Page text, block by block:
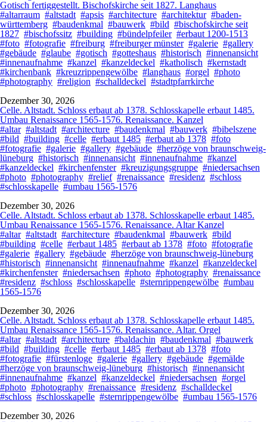
Gotisch fertiggestellt. Bischofskirche seit 1827. Langhaus
#altarraum #altstadt #apsis #architecture #architektur #baden-
württemberg #baudenkmal #bauwerk #bild #bischofskirche seit
1827 #bischofssitz #building #bündelpfeiler #erbaut 1200-1513
#foto #fotografie #freiburg #freiburger münster #galerie #gallery
#gebäude #glaube #gotisch #gotteshaus #historisch #innenansicht
#innenaufnahme #kanzel #kanzeldeckel #katholisch #kernstadt
#kirchenbank #kreuzrippengewölbe #langhaus #orgel #photo
#photography #religion #schalldeckel #stadtpfarrkirche
Dezember 30, 2026
Celle. Altstadt. Schloss erbaut ab 1378. Schlosskapelle erbaut 1485.
Umbau Renaissance 1565-1576. Renaissance. Kanzel
#altar #altstadt #architecture #baudenkmal #bauwerk #bibelszene
#bild #building #celle #erbaut 1485 #erbaut ab 1378 #foto
#fotografie #galerie #gallery #gebäude #herzöge von braunschweig-
lüneburg #historisch #innenansicht #innenaufnahme #kanzel
#kanzeldeckel #kirchenfenster #kreuzigungsgruppe #niedersachsen
#photo #photography #relief #renaissance #residenz #schloss
#schlosskapelle #umbau 1565-1576
Dezember 30, 2026
Celle. Altstadt. Schloss erbaut ab 1378. Schlosskapelle erbaut 1485.
Umbau Renaissance 1565-1576. Renaissance. Altar Kanzel
#altar #altstadt #architecture #baudenkmal #bauwerk #bild
#building #celle #erbaut 1485 #erbaut ab 1378 #foto #fotografie
#galerie #gallery #gebäude #herzöge von braunschweig-lüneburg
#historisch #innenansicht #innenaufnahme #kanzel #kanzeldeckel
#kirchenfenster #niedersachsen #photo #photography #renaissance
#residenz #schloss #schlosskapelle #sternrippengewölbe #umbau
1565-1576
Dezember 30, 2026
Celle. Altstadt. Schloss erbaut ab 1378. Schlosskapelle erbaut 1485.
Umbau Renaissance 1565-1576. Renaissance. Altar. Orgel
#altar #altstadt #architecture #baldachin #baudenkmal #bauwerk
#bild #building #celle #erbaut 1485 #erbaut ab 1378 #foto
#fotografie #fürstenloge #galerie #gallery #gebäude #gemälde
#herzöge von braunschweig-lüneburg #historisch #innenansicht
#innenaufnahme #kanzel #kanzeldeckel #niedersachsen #orgel
#photo #photography #renaissance #residenz #schalldeckel
#schloss #schlosskapelle #sternrippengewölbe #umbau 1565-1576
Dezember 30, 2026